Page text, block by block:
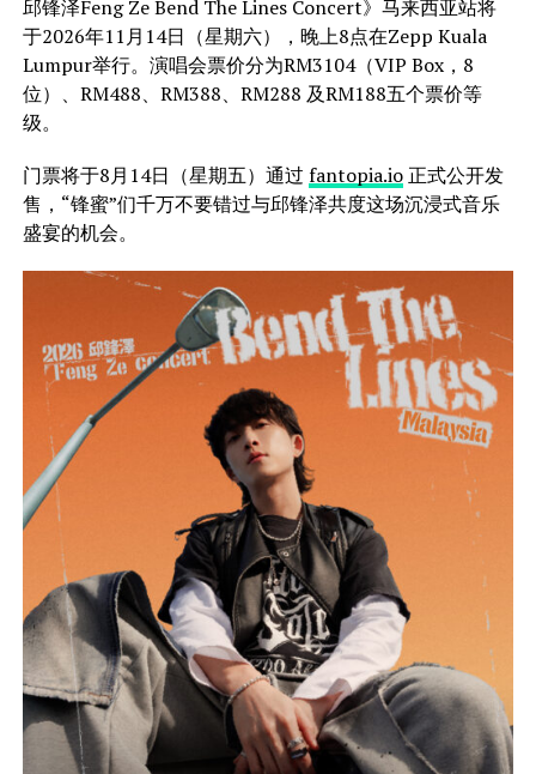
邱锋泽Feng Ze Bend The Lines Concert》马来西亚站将
于2026年11月14日（星期六），晚上8点在Zepp Kuala
Lumpur举行。演唱会票价分为RM3104（VIP Box，8
位）、RM488、RM388、RM288 及RM188五个票价等
级。
门票将于8月14日（星期五）通过 fantopia.io正式公开发
售，“锋蜜”们千万不要错过与邱锋泽共度这场沉浸式音乐
盛宴的机会。